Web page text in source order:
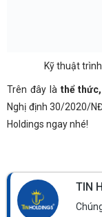
Kỹ thuật
Trên đây là thể
Nghị định 30/2020/
Holdings ngay nhé!
TIN